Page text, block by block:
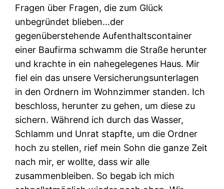
Fragen über Fragen, die zum Glück
unbegründet blieben…der
gegenüberstehende Aufenthaltscontainer
einer Baufirma schwamm die Straße herunter
und krachte in ein nahegelegenes Haus. Mir
fiel ein das unsere Versicherungsunterlagen
in den Ordnern im Wohnzimmer standen. Ich
beschloss, herunter zu gehen, um diese zu
sichern. Während ich durch das Wasser,
Schlamm und Unrat stapfte, um die Ordner
hoch zu stellen, rief mein Sohn die ganze Zeit
nach mir, er wollte, dass wir alle
zusammenbleiben. So begab ich mich